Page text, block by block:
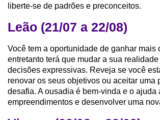
liberte-se de padrões e preconceitos.
Leão (21/07 a 22/08)
Você tem a oportunidade de ganhar mais
entretanto terá que mudar a sua
decisões expressivas. Reveja se você
renovar os seus objetivos ou aceitar uma
desafia. A ousadia é bem-vinda e o ajuda
empreendimentos e desenvolver uma